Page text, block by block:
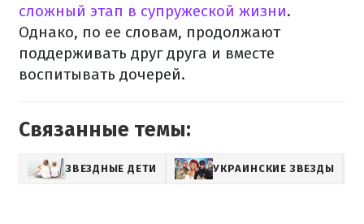
сложный этап в супружеской жизни.
Однако, по ее словам, продолжают
поддерживать друг друга и вместе
воспитывать дочерей.
Связанные темы:
ЗВЕЗДНЫЕ ДЕТИ УКРАИНСКИЕ ЗВЕЗДЫ